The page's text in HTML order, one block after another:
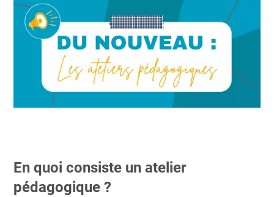
En quoi consiste un atelier
pédagogique ?